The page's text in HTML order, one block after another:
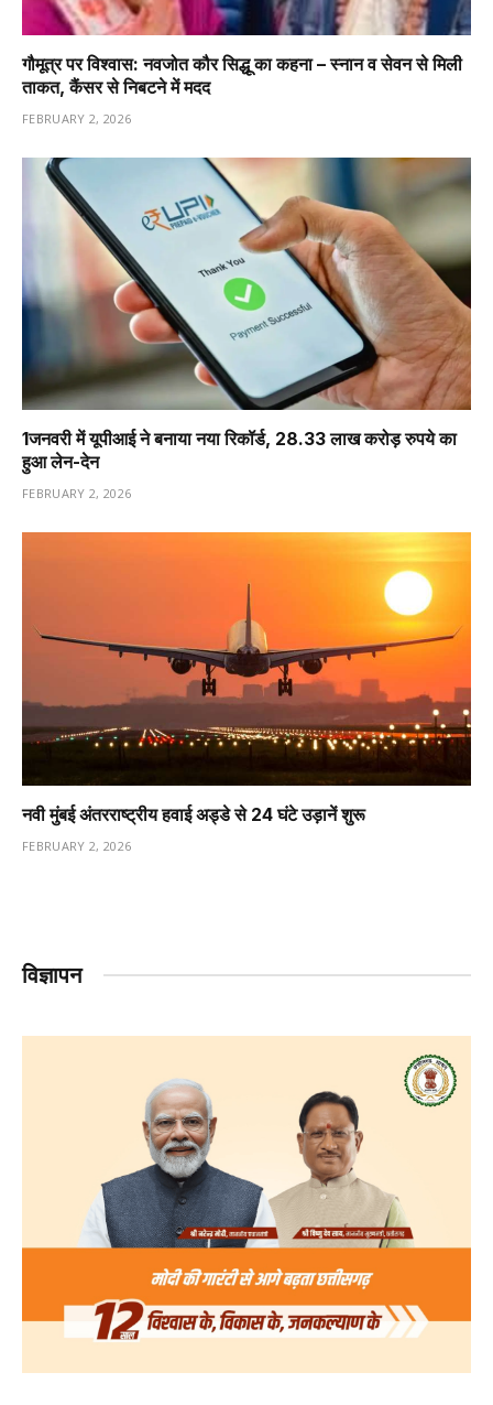
गौमूत्र पर विश्वास: नवजोत कौर सिद्धू का कहना – स्नान व सेवन से मिली
ताकत, कैंसर से निबटने में मदद
FEBRUARY 2, 2026
1️जनवरी में यूपीआई ने बनाया नया रिकॉर्ड, 28.33 लाख करोड़ रुपये का
हुआ लेन-देन
FEBRUARY 2, 2026
नवी मुंबई अंतरराष्ट्रीय हवाई अड्डे से 24 घंटे उड़ानें शुरू
FEBRUARY 2, 2026
विज्ञापन